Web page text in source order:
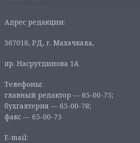
Адрес редакции:
367018, РД, г. Махачкала,
пр. Насрутдинова 1А
Телефоны:
главный редактор — 65-00-75;
бухгалтерия — 65-00-78;
факс — 65-00-75
E-mail: